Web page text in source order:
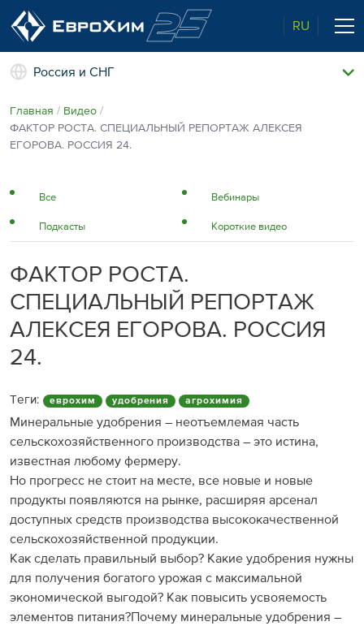
RU
Наши удобрения
О нас
Поддержка и сопровождение
Экологичность
Полевые опыты
Центр знаний
Россия и СНГ
Главная
Видео
ФАКТОР РОСТА. СПЕЦИАЛЬНЫЙ РЕПОРТАЖ АЛЕКСЕЯ
ЕГОРОВА. РОССИЯ 24.
Все Вебинары
Подкасты Короткие видео
ФАКТОР РОСТА.
СПЕЦИАЛЬНЫЙ РЕПОРТАЖ
АЛЕКСЕЯ ЕГОРОВА. РОССИЯ
24.
Теги: еврохим удобрения агрохимия
Минеральные удобрения – неотъемлемая часть
сельскохозяйственного производства – это истина,
известная любому фермеру.
Но прогресс не стоит на месте, все новые и новые
продукты появляются на рынке, расширяя арсенал
доступных средств производства высококачественной
сельскохозяйственной продукции.
Как сделать правильный выбор? Какие удобрения нужны
для получения богатого урожая с максимальной
экономической выгодой? Как повысить усвояемость
элементов питания?Почему минеральные удобрения –